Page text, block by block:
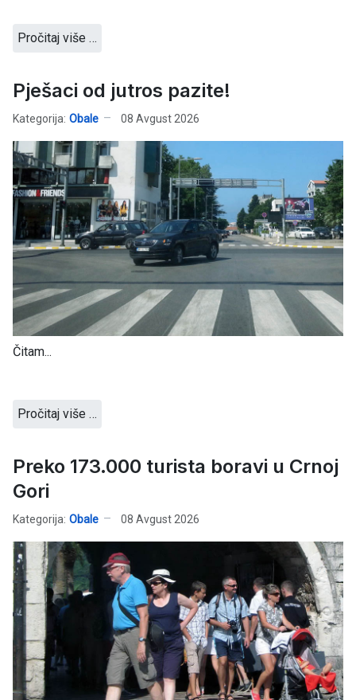
Pročitaj više …
Pješaci od jutros pazite!
Kategorija: Obale 08 Avgust 2026
Čitam...
Pročitaj više …
Preko 173.000 turista boravi u Crnoj
Gori
Kategorija: Obale 08 Avgust 2026